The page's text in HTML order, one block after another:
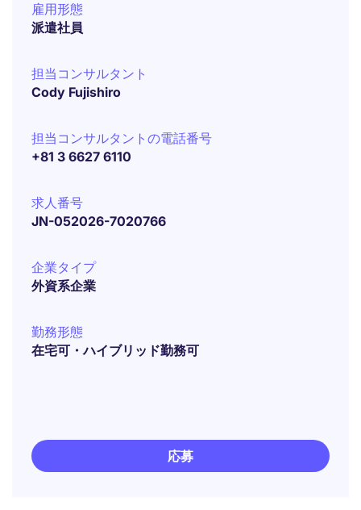
雇用形態
派遣社員
担当コンサルタント
Cody Fujishiro
担当コンサルタントの電話番号
+81 3 6627 6110
求人番号
JN-052026-7020766
企業タイプ
外資系企業
勤務形態
在宅可・ハイブリッド勤務可
応募